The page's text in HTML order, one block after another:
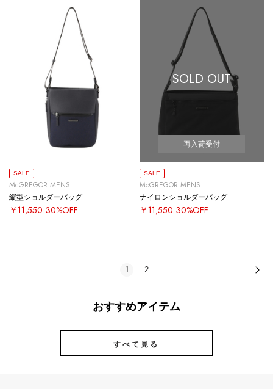
SALE
McGREGOR MENS
縦型ショルダーバッグ
￥11,550 30%OFF
SOLD OUT
再入荷受付
SALE
McGREGOR MENS
ナイロンショルダーバッグ
￥11,550 30%OFF
1 2
おすすめアイテム
すべて見る